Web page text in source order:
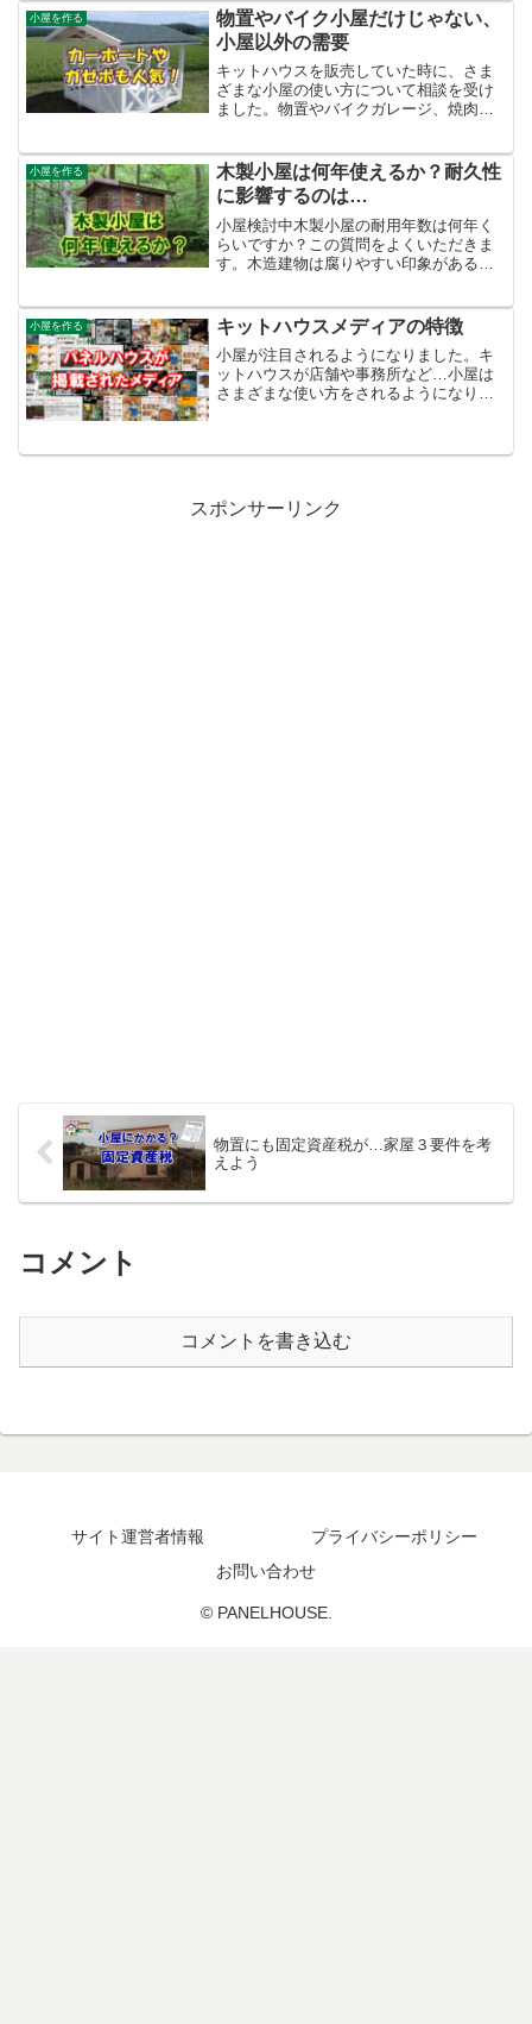
いのではないでしょうか？DIYやリフォー
ムにも使える電動工具は、様々な工具に
使いまわしできるバッテリーが高額で、
購入前にメーカーを決めて検討する必要
があります。ここでは電動工具以外の紹
介なので、気軽に検討できます。
小屋を作る
物置やバイク小屋だけじゃない、
小屋以外の需要
キットハウスを販売していた時に、さま
ざまな小屋の使い方について相談を受け
ました。物置やバイクガレージ、焼肉ハ
という少し変わった需要もありました。
これらは「壁が無い建物」...
小屋を作る
木製小屋は何年使えるか？耐久性
に影響するのは…
小屋検討中木製小屋の耐用年数は何年く
らいですか？この質問をよくいただきま
す。木造建物は腐りやすい印象があるの
の定義は人それぞれですね。概ね10年以
上は小屋としての機能が...
小屋を作る キットハウスメディアの特徴
小屋が注目されるようになりました。キ
ットハウスが店舗や事務所など…小屋は
さまざまな使い方をされるようになりま
は、多くのメディアで紹介されました。
スポンサーリンク
物置にも固定資産税が…家屋３要件を考
えよう
コメント
コメントを書き込む
サイト運営者情報
プライバシーポリシー
お問い合わせ
© PANELHOUSE.